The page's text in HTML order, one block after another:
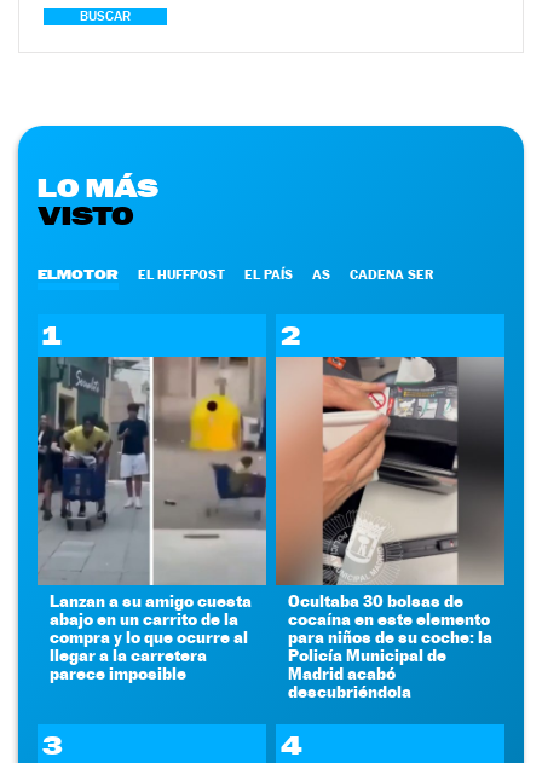
BUSCAR
LO MÁS
VISTO
ELMOTOR EL HUFFPOST EL PAÍS AS CADENA SER
1
Lanzan a su amigo cuesta
abajo en un carrito de la
compra y lo que ocurre al
llegar a la carretera
parece imposible
2
Ocultaba 30 bolsas de
cocaína en este elemento
para niños de su coche: la
Policía Municipal de
Madrid acabó
descubriéndola
3 4